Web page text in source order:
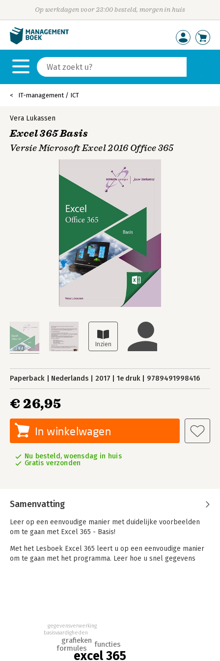
Op werkdagen voor 23:00 besteld, morgen in huis
IT-management / ICT
Vera Lukassen
Excel 365 Basis
Versie Microsoft Excel 2016 Office 365
Paperback Nederlands 2017 1e druk 9789491998416
€ 26,95
In winkelwagen
Nu besteld, woensdag in huis
Gratis verzonden
Samenvatting
Leer op een eenvoudige manier met duidelijke voorbeelden
om te gaan met Excel 365 - Basis!
Met het Lesboek Excel 365 leert u op een eenvoudige manier
om te gaan met het programma. Leer hoe u snel gegevens
Voor iedereen die zich de beginselen van Excel 365 eigen wil
maken. Met het cursusboek van Serasta wordt stap voor stap
alles uitgelegd wat u moet weten om het programma Excel te
gebruiken. Elk hoofdstuk staat boordevol oefeningen die u
excel 365
formules
grafieken functies
basisvaardigheden
gegevensverwerking